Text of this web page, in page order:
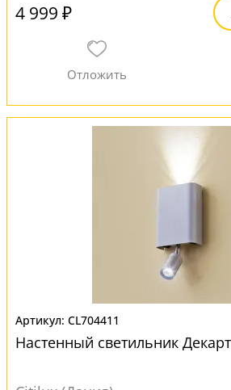
4 999 ₽
CL704411
Настенный светильник